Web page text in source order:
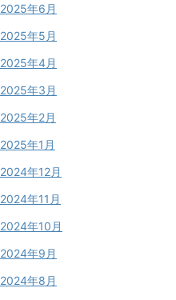
2025年6月
2025年5月
2025年4月
2025年3月
2025年2月
2025年1月
2024年12月
2024年11月
2024年10月
2024年9月
2024年8月